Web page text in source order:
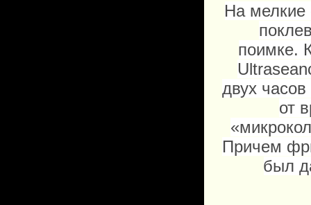
На мелкие
поимке.
двух
от
Причем
был